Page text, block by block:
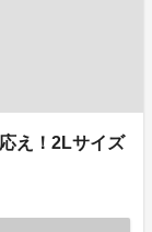
え！2Lサイズ